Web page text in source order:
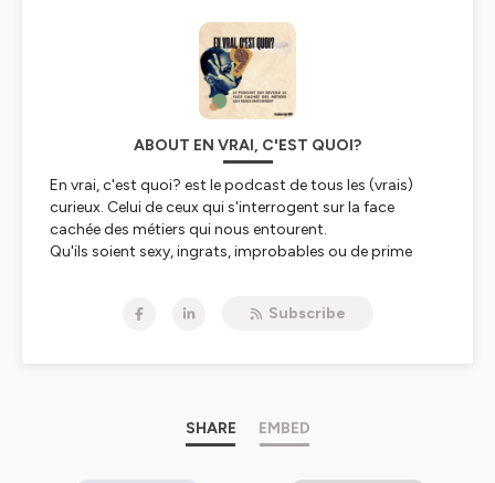
ABOUT EN VRAI, C'EST QUOI?
En vrai, c'est quoi? est le podcast de tous les (vrais)
curieux. Celui de ceux qui s'interrogent sur la face
cachée des métiers qui nous entourent.
Qu'ils soient sexy, ingrats, improbables ou de prime
La recette de ce podcast :
Je suis Mélissa, coach en révolution professionnelle
Subscribe
SHARE EMBED